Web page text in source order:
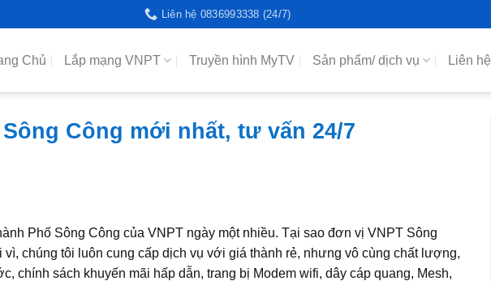
Liên hệ 0836993338 (24/7)
Chủ Lắp mạng VNPT Truyền hình MyTV Sản phẩm/ dịch vụ Liên hệ
Công mới nhất, tư vấn 24/7
Phố Sông Công của VNPT ngày một nhiều. Tại sao đơn vị VNPT Sông
chúng tôi luôn cung cấp dịch vụ với giá thành rẻ, nhưng vô cùng chất lượng,
chính sách khuyến mãi hấp dẫn, trang bị Modem wifi, dây cáp quang, Mesh,